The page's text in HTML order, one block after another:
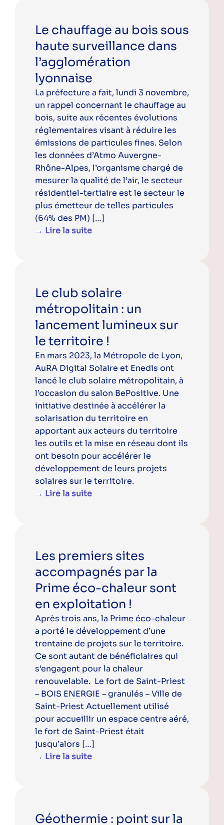
Le chauffage au bois sous
haute surveillance dans
l’agglomération
lyonnaise
La préfecture a fait, lundi 3 novembre,
un rappel concernant le chauffage au
bois, suite aux récentes évolutions
réglementaires visant à réduire les
émissions de particules fines. Selon
les données d’Atmo Auvergne-
Rhône-Alpes, l’organisme chargé de
mesurer la qualité de l’air, le secteur
résidentiel-tertiaire est le secteur le
plus émetteur de telles particules
(64% des PM) […]
→ Lire la suite
Le club solaire
métropolitain : un
lancement lumineux sur
le territoire !
En mars 2023, la Métropole de Lyon,
AuRA Digital Solaire et Enedis ont
lancé le club solaire métropolitain, à
l’occasion du salon BePositive. Une
initiative destinée à accélérer la
solarisation du territoire en
apportant aux acteurs du territoire
les outils et la mise en réseau dont ils
ont besoin pour accélérer le
développement de leurs projets
solaires sur le territoire.
→ Lire la suite
Les premiers sites
accompagnés par la
Prime éco-chaleur sont
en exploitation !
Après trois ans, la Prime éco-chaleur
a porté le développement d’une
trentaine de projets sur le territoire.
Ce sont autant de bénéficiaires qui
s’engagent pour la chaleur
renouvelable. Le fort de Saint-Priest
– BOIS ENERGIE – granulés – Ville de
Saint-Priest Actuellement utilisé
pour accueillir un espace centre aéré,
le fort de Saint-Priest était
jusqu’alors […]
→ Lire la suite
Géothermie : point sur la